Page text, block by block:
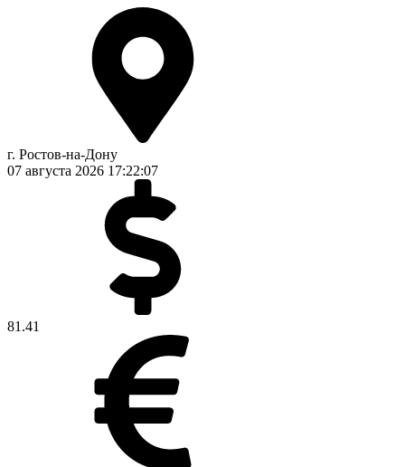
г. Ростов-на-Дону
07 августа 2026 17:22:08
81.41